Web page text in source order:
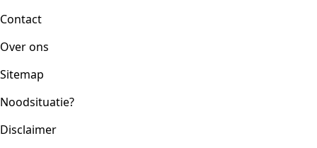
Contact
Over ons
Sitemap
Noodsituatie?
Disclaimer